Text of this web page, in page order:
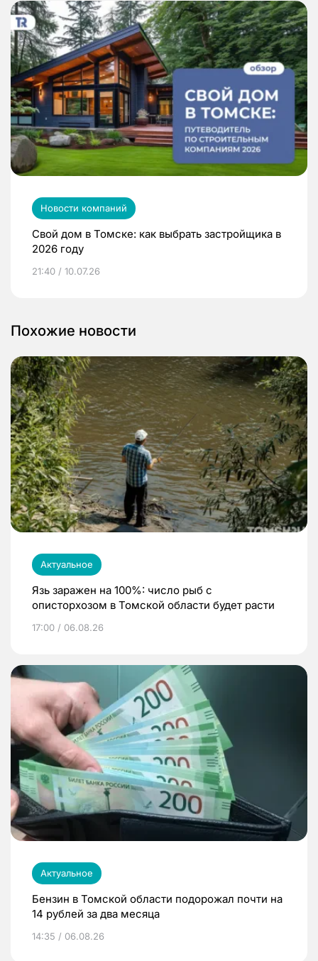
Новости компаний
Свой дом в Томске: как выбрать застройщика в
2026 году
21:40 / 10.07.26
Похожие новости
Актуальное
Язь заражен на 100%: число рыб с
описторхозом в Томской области будет расти
17:00 / 06.08.26
Актуальное
Бензин в Томской области подорожал почти на
14 рублей за два месяца
14:35 / 06.08.26